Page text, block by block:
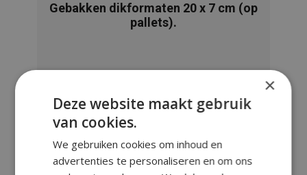
Gebakken dikformaten 20 x 7 cm (op
pallets).
×
Deze website maakt gebruik
van cookies.
We gebruiken cookies om inhoud en
advertenties te personaliseren en om ons